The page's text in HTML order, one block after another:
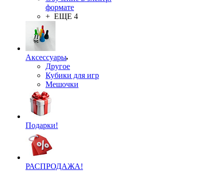
формате
+ ЕЩЕ 4
Аксессуары
Другое
Кубики для игр
Мешочки
Подарки!
РАСПРОДАЖА!